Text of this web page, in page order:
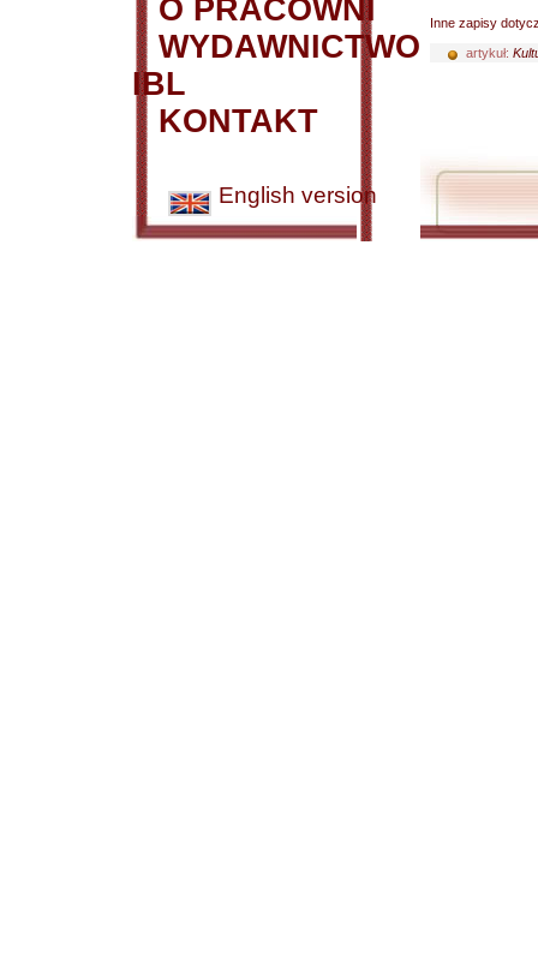
O PRACOWNI
WYDAWNICTWO
IBL
KONTAKT
English version
Inne zapisy
artykuł: